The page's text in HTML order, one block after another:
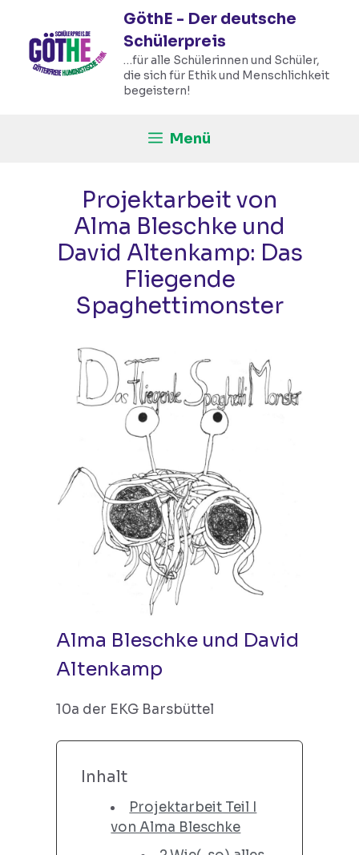
springen
GöthE - Der deutsche
Schülerpreis
…für alle Schülerinnen und Schüler,
die sich für Ethik und Menschlichkeit
begeistern!
Menü
Projektarbeit von
Alma Bleschke und
David Altenkamp: Das
Fliegende
Spaghettimonster
Alma Bleschke und David
Altenkamp
10a der EKG Barsbüttel
Inhalt
Projektarbeit Teil I
von Alma Bleschke